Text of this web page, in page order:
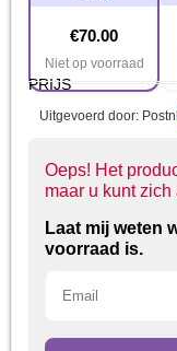
€70.00
Niet op voorraad
PRIJS
Uitgevoerd door: Postnl
Oeps! Het
maar u kunt
Laat mij weten
voorraad is.